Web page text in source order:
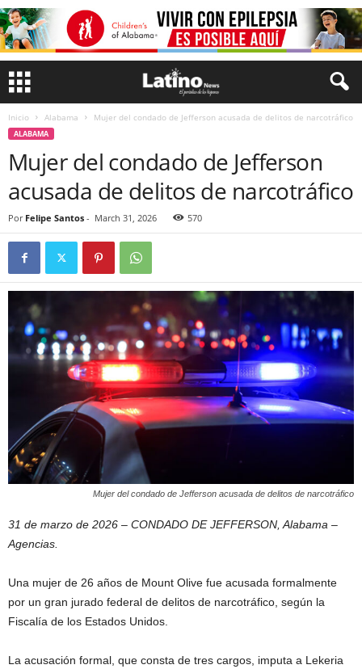
Inicio Alabama Mujer del condado de Jefferson acusada de delitos de narcotráfico
ALABAMA
Mujer del condado de Jefferson
acusada de delitos de narcotráfico
Por Felipe Santos - March 31, 2026 570
Mujer del condado de Jefferson acusada de delitos de narcotráfico
31 de marzo de 2026 – CONDADO DE JEFFERSON, Alabama –
Agencias.
Una mujer de 26 años de Mount Olive fue acusada formalmente
por un gran jurado federal de delitos de narcotráfico, según la
Fiscalía de los Estados Unidos.
La acusación formal, que consta de tres cargos, imputa a Lekeria